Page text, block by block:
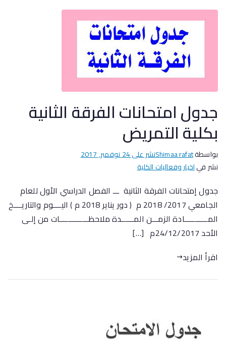
جدول امتحانات الفرقة الثانية
بكلية التمريض
بواسطةShimaa rafatنشر على24 نوفمبر, 2017
نشر فياخبار وفعاليات الكلية
جدول إمتحانات الفرقة الثانية ـــ الفصل الدراسي الأول للعام
الجامعي 2017/ 2018 م ( دور يناير 2018 م ) اليــــوم والتاريــــخ
المـــــــــــادة الزمـــن المــــــدة ملاحظــــــــــــــات من إلـى
الأحد 24/12/2017م […]
اقرأ المزيد